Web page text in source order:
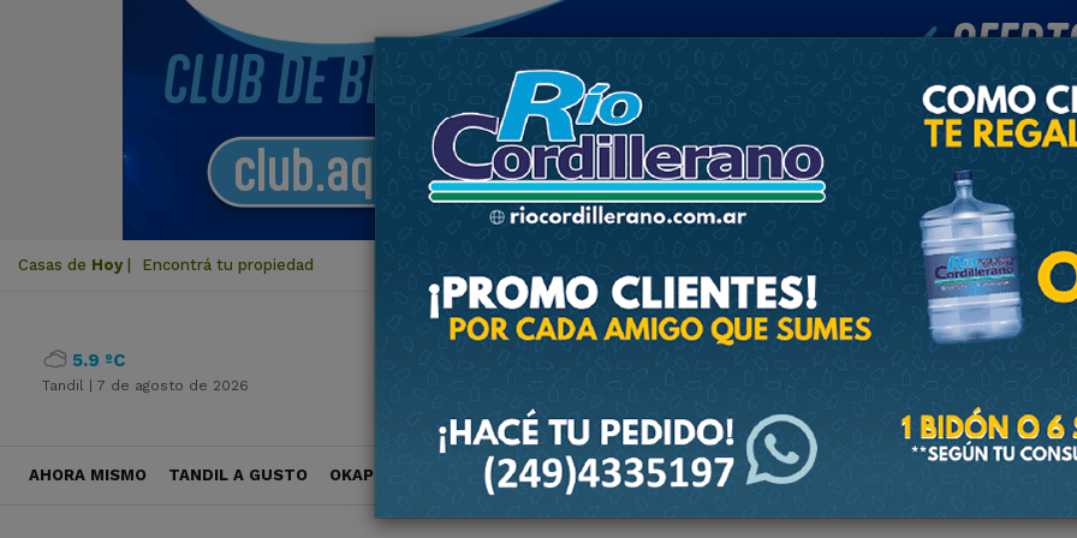
Casas de Hoy Encontrá tu propiedad
5.9 ºC
Tandil | 7 de agosto de 2026
AHORA MISMO TANDIL A GUSTO OKAPI VIAJES POLÍTICA POLICIALES DEPORTES SOCIEDAD NACIONALES